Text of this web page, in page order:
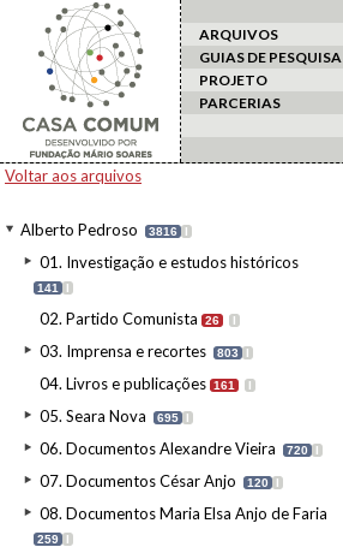
ARQUIVOS
GUIAS DE PESQUISA
PROJETO
PARCERIAS
Voltar aos arquivos
Alberto Pedroso 3816 I
01. Investigação e estudos históricos
141 I
02. Partido Comunista 26 I
03. Imprensa e recortes 803 I
04. Livros e publicações 161 I
05. Seara Nova 695 I
06. Documentos Alexandre Vieira 720 I
07. Documentos César Anjo 120 I
08. Documentos Maria Elsa Anjo de Faria
259 I